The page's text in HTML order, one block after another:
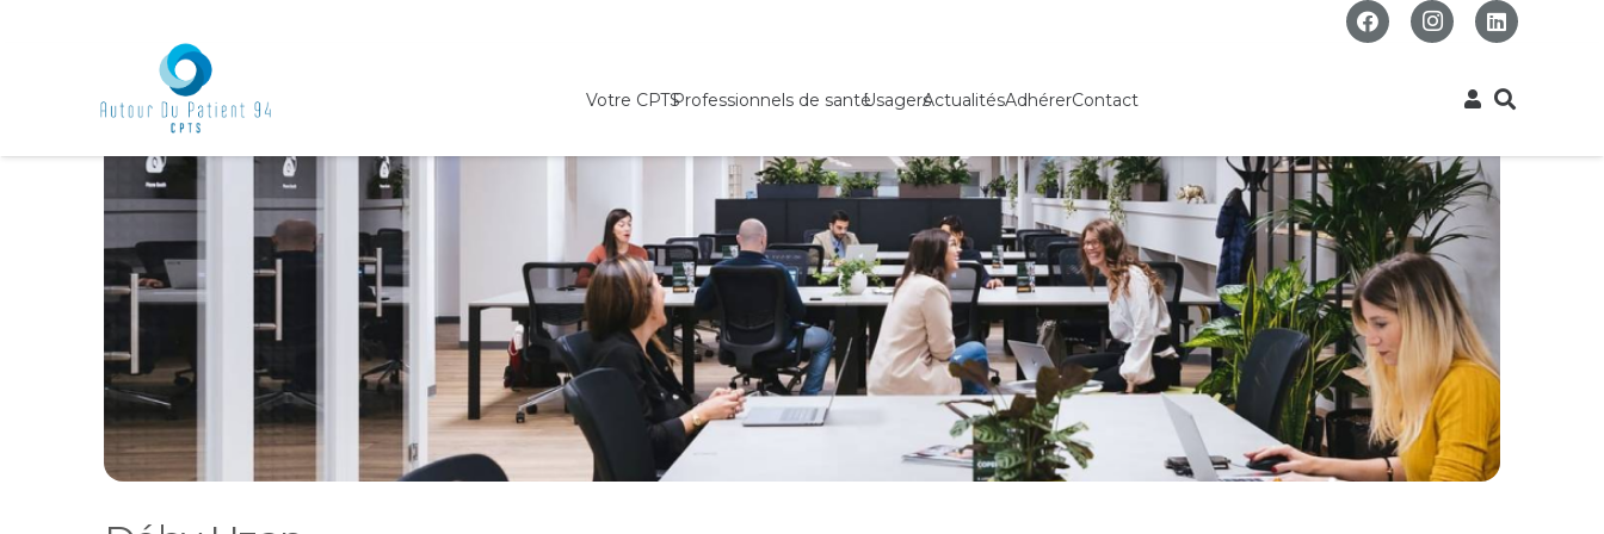
Votre CPTSProfessionnels de santéUsagersActualitésAdhérerContact